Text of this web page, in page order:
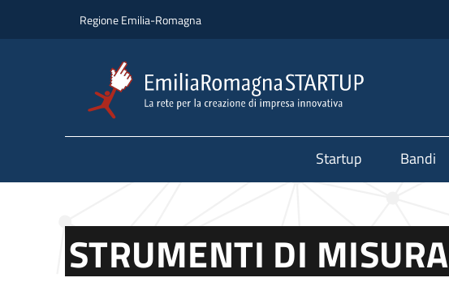
Regione Emilia-Romagna
Startup Bandi
STRUMENTI DI MISURA